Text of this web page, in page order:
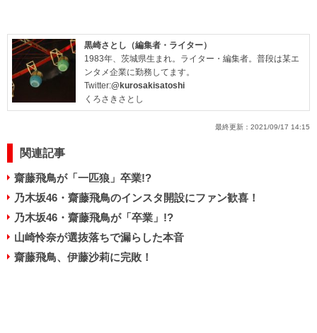
黒崎さとし（編集者・ライター）
1983年、茨城県生まれ。ライター・編集者。普段は某エ
ンタメ企業に勤務してます。
Twitter:@kurosakisatoshi
くろさきさとし
最終更新： 2021/09/17 14:15
関連記事
齋藤飛鳥が「一匹狼」卒業!?
乃木坂46・齋藤飛鳥のインスタ開設にファン歓喜！
乃木坂46・齋藤飛鳥が「卒業」!?
山崎怜奈が選抜落ちで漏らした本音
齋藤飛鳥、伊藤沙莉に完敗！